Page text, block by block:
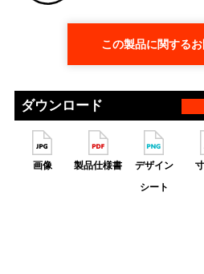
この製品に関する
ダウンロード
画像 製品仕様書
デザイン
シート